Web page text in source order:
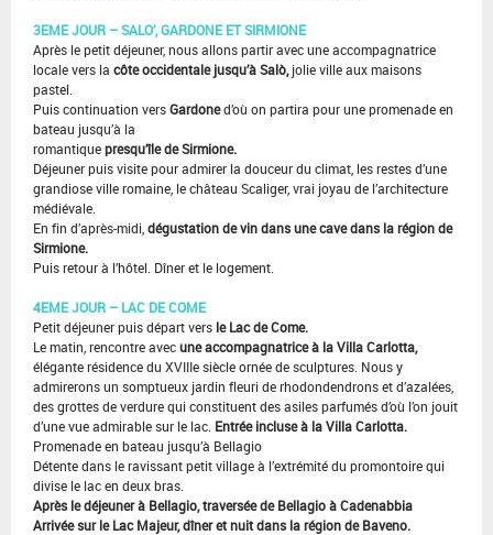
3EME JOUR – SALO’, GARDONE ET SIRMIONE
Après le petit déjeuner, nous allons partir avec une accompagnatrice
locale vers la côte occidentale jusqu’à Salò,jolie ville aux maisons
pastel.
Puis continuation versGardoned’où on partira pour une promenade en
bateau jusqu’à la
romantiquepresqu’île de Sirmione.
Déjeuner puis visite pour admirer la douceur du climat, les restes d’une
grandiose ville romaine, le château Scaliger, vrai joyau de l’architecture
médiévale.
En fin d’après-midi, dégustation de vin dans une cave dans la région de
Sirmione.
Puis retour à l’hôtel. Dîner et le logement.
4EME JOUR – LAC DE COME
Petit déjeuner puis départ vers le Lac de Come.
Le matin, rencontre avecune accompagnatrice à la Villa Carlotta,
élégante résidence du XVIIIe siècle ornée de sculptures. Nous y
admirerons un somptueux jardin fleuri de rhodondendrons et d’azalées,
des grottes de verdure qui constituent des asiles parfumés d’où l’on jouit
d’une vue admirable sur le lac. Entrée incluse à la Villa Carlotta.
Promenade en bateau jusqu’à Bellagio
Détente dans le ravissant petit village à l’extrémité du promontoire qui
divise le lac en deux bras.
Après le déjeuner à Bellagio, traversée de Bellagio à Cadenabbia
Arrivée sur le Lac Majeur, dîner et nuit dans la région de Baveno.